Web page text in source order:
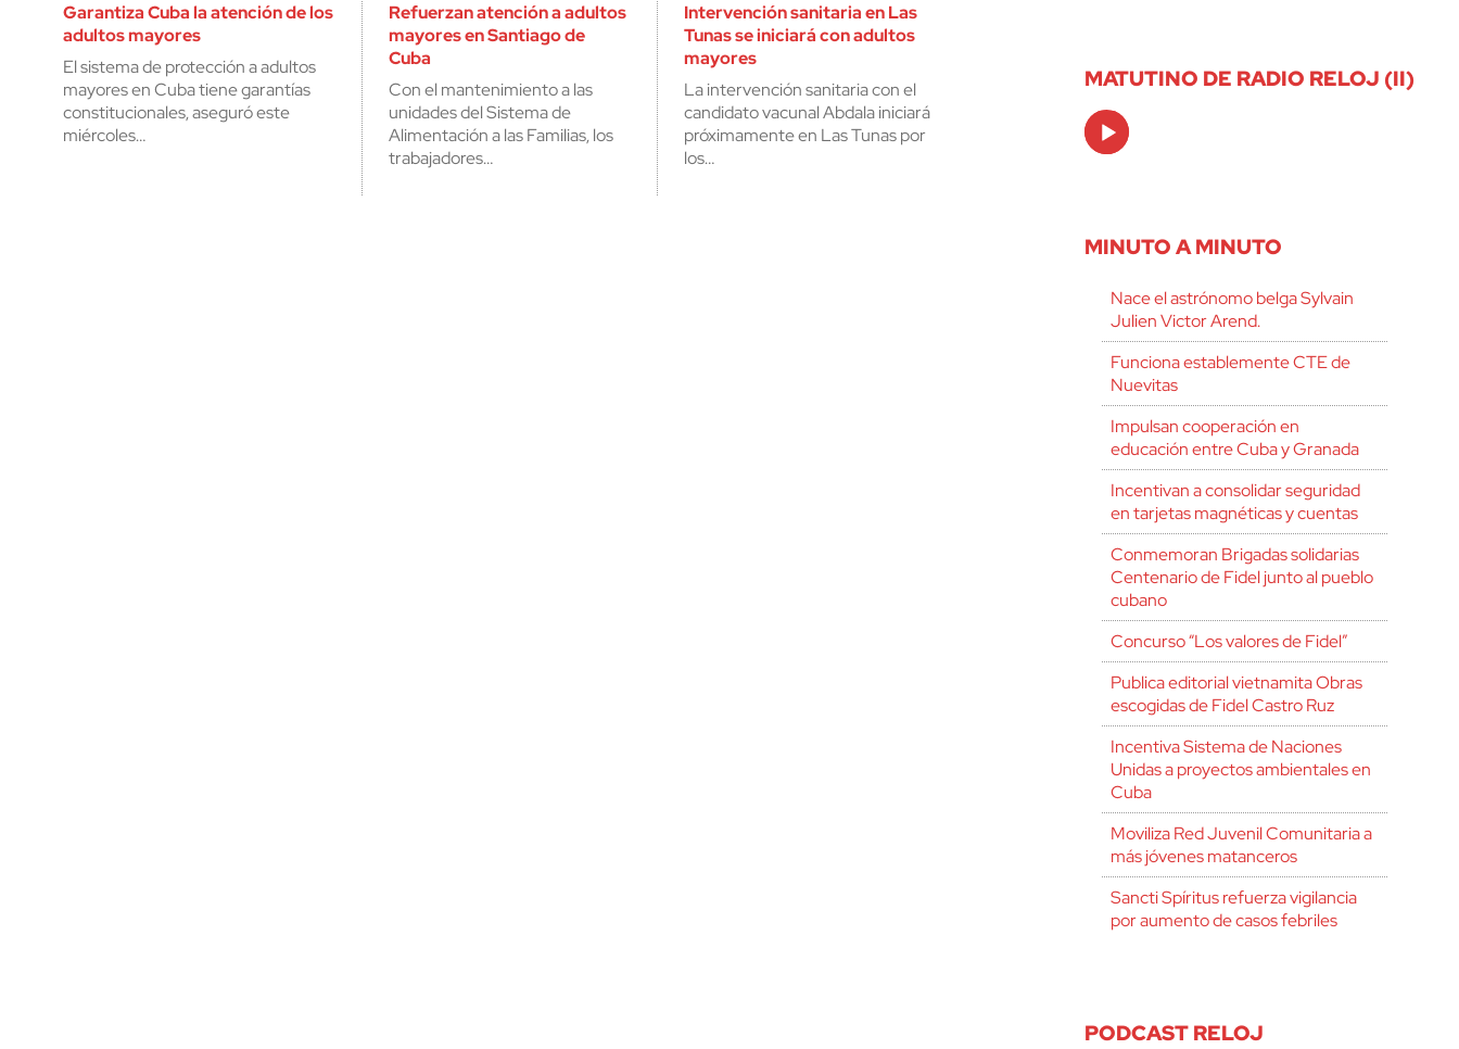
Garantiza Cuba la atención de los
adultos mayores
El sistema de protección a adultos
mayores en Cuba tiene garantías
constitucionales, aseguró este
miércoles…
Refuerzan atención a adultos
mayores en Santiago de
Cuba
Con el mantenimiento a las
unidades del Sistema de
Alimentación a las Familias, los
trabajadores…
Intervención sanitaria en Las
Tunas se iniciará con adultos
mayores
La intervención sanitaria con el
candidato vacunal Abdala iniciará
próximamente en Las Tunas por
los…
MATUTINO DE RADIO RELOJ (II)
Audio
Player
MINUTO A MINUTO
Nace el astrónomo belga Sylvain
Julien Victor Arend.
Funciona establemente CTE de
Nuevitas
Impulsan cooperación en
educación entre Cuba y Granada
Incentivan a consolidar seguridad
en tarjetas magnéticas y cuentas
Conmemoran Brigadas solidarias
Centenario de Fidel junto al pueblo
cubano
Concurso “Los valores de Fidel”
Publica editorial vietnamita Obras
escogidas de Fidel Castro Ruz
Incentiva Sistema de Naciones
Unidas a proyectos ambientales en
Cuba
Moviliza Red Juvenil Comunitaria a
más jóvenes matanceros
Sancti Spíritus refuerza vigilancia
por aumento de casos febriles
PODCAST RELOJ